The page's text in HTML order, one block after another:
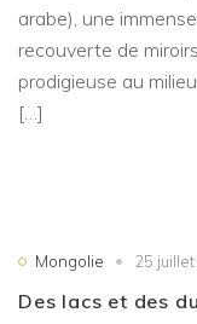
arabe), une
recouverte de
prodigieuse au
[…]
Mongolie 25
Des lacs et des